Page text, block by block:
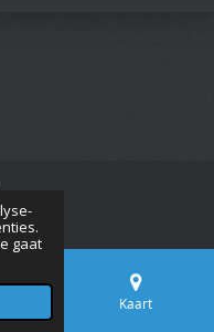
gaat
Kaart